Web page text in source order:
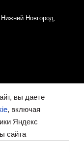
Новгород,
«cookies»-файлов
вы даете
, включая
Яндекс
сайта